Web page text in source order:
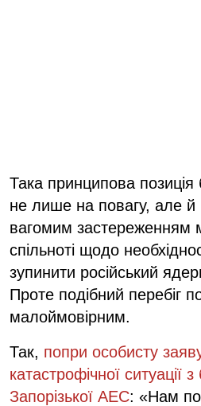
Така принципова позиція
не лише на повагу, але й
вагомим застереженням
спільноті щодо
зупинити російський
Проте подібний перебіг
малоймовірним.
Так, попри особисту
катастрофічної ситуації
Запорізької АЕС: «Нам